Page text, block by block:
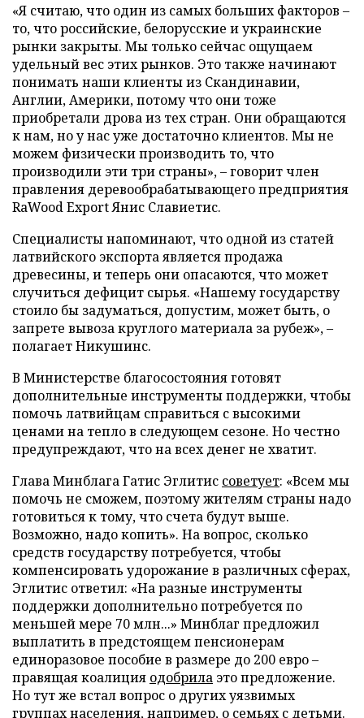
«Я считаю, что один из самых больших факторов –
то, что российские, белорусские и украинские
рынки закрыты. Мы только сейчас ощущаем
удельный вес этих рынков. Это также начинают
понимать наши клиенты из Скандинавии,
Англии, Америки, потому что они тоже
приобретали дрова из тех стран. Они обращаются
к нам, но у нас уже достаточно клиентов. Мы не
можем физически производить то, что
производили эти три страны», – говорит член
правления деревообрабатывающего предприятия
RaWood Export Янис Славиетис.
Специалисты напоминают, что одной из статей
латвийского экспорта является продажа
древесины, и теперь они опасаются, что может
случиться дефицит сырья. «Нашему государству
стоило бы задуматься, допустим, может быть, о
запрете вывоза круглого материала за рубеж», –
полагает Никушинс.
В Министерстве благосостояния готовят
дополнительные инструменты поддержки, чтобы
помочь латвийцам справиться с высокими
ценами на тепло в следующем сезоне. Но честно
предупреждают, что на всех денег не хватит.
Глава Минблага Гатис Эглитис советует: «Всем мы
помочь не сможем, поэтому жителям страны надо
готовиться к тому, что счета будут выше.
Возможно, надо копить». На вопрос, сколько
средств государству потребуется, чтобы
компенсировать удорожание в различных сферах,
Эглитис ответил: «На разные инструменты
поддержки дополнительно потребуется по
меньшей мере 70 млн...» Минблаг предложил
выплатить в предстоящем пенсионерам
единоразовое пособие в размере до 200 евро –
правящая коалиция одобрила это предложение.
Но тут же встал вопрос о других уязвимых
группах населения, например, о семьях с детьми.